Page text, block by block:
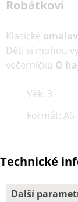
Robátkovi
Klasické
Děti si mohou
večerníčku O
Věk: 3+
Formát: A5
Technické
Další